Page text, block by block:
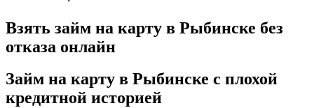
Взять займ на карту в Рыбинске без
отказа онлайн
Займ на карту в Рыбинске с плохой
кредитной историей